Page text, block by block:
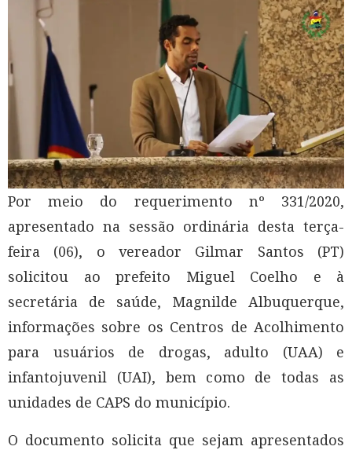
Por meio do requerimento nº 331/2020,
apresentado na sessão ordinária desta terça-
feira (06), o vereador Gilmar Santos (PT)
solicitou ao prefeito Miguel Coelho e à
secretária de saúde, Magnilde Albuquerque,
informações sobre os Centros de Acolhimento
para usuários de drogas, adulto (UAA) e
infantojuvenil (UAI), bem como de todas as
unidades de CAPS do município.
O documento solicita que sejam apresentados